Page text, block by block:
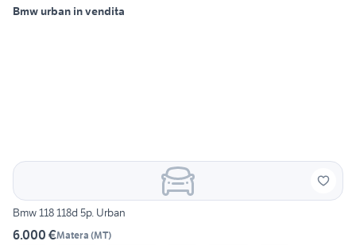
Bmw urban in vendita
Bmw 118 118d 5p. Urban
6.000 €Matera (MT)